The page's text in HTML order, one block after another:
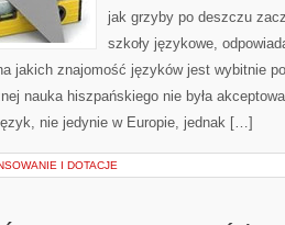
jak grzyby po deszczu
szkoły językowe,
jakich znajomość języków jest wybitnie
nauka hiszpańskiego nie była
nie jedynie w Europie, jednak […]
I DOTACJE